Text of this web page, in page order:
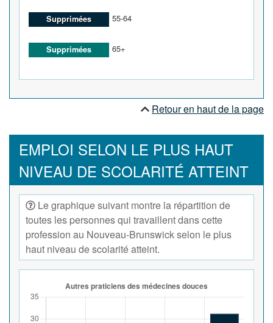
Supprimées 55-64
Supprimées 65+
Retour en haut de la page
EMPLOI SELON LE PLUS HAUT
NIVEAU DE SCOLARITÉ ATTEINT
Le graphique suivant montre la répartition de
toutes les personnes qui travaillent dans cette
profession au Nouveau-Brunswick selon le plus
haut niveau de scolarité atteint.